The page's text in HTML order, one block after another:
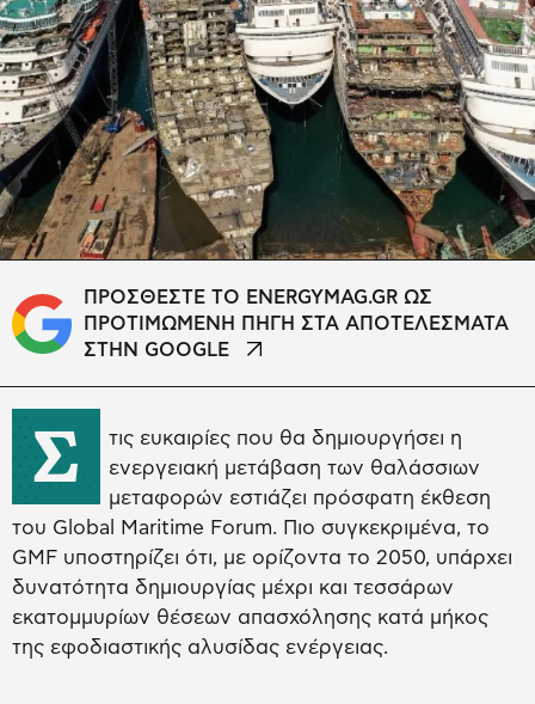
ΠΡΟΣΘΕΣΤΕ ΤΟ ENERGYMAG.GR ΩΣ
ΠΡΟΤΙΜΩΜΕΝΗ ΠΗΓΗ ΣΤΑ ΑΠΟΤΕΛΕΣΜΑΤΑ
ΣΤΗΝ GOOGLE
Σ
τις ευκαιρίες που θα δημιουργήσει η
ενεργειακή μετάβαση των θαλάσσιων
μεταφορών εστιάζει πρόσφατη έκθεση
του Global Maritime Forum. Πιο συγκεκριμένα, το
GMF υποστηρίζει ότι, με ορίζοντα το 2050, υπάρχει
δυνατότητα δημιουργίας μέχρι και τεσσάρων
εκατομμυρίων θέσεων απασχόλησης κατά μήκος
της εφοδιαστικής αλυσίδας ενέργειας.